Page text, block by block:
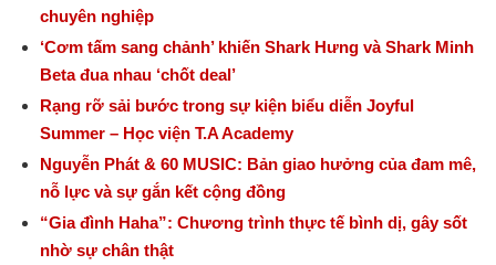
chuyên nghiệp
‘Cơm tấm sang chảnh’ khiến Shark Hưng và Shark Minh
Beta đua nhau ‘chốt deal’
Rạng rỡ sải bước trong sự kiện biểu diễn Joyful
Summer – Học viện T.A Academy
Nguyễn Phát & 60 MUSIC: Bản giao hưởng của đam mê,
nỗ lực và sự gắn kết cộng đồng
“Gia đình Haha”: Chương trình thực tế bình dị, gây sốt
nhờ sự chân thật